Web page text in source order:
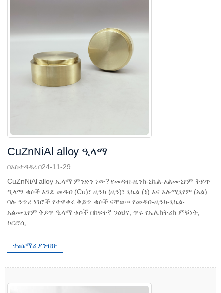
CuZnNiAl alloy ዒላማ
በአስተዳዳሪ በ24-11-29
CuZnNiAl alloy ኢላማ ምንድን ነው? የመዳብ-ዚንክ-ኒኬል-አልሙኒየም ቅይጥ
ዒላማ ቁሶች እንደ መዳብ (Cu)፣ ዚንክ (ዚን)፣ ኒኬል (ኒ) እና አሉሚኒየም (አል)
ባሉ ንጥረ ነገሮች የተዋቀሩ ቅይጥ ቁሶች ናቸው። የመዳብ-ዚንክ-ኒኬል-
አልሙኒየም ቅይጥ ዒላማ ቁሶች በከፍተኛ ንፅህና, ጥሩ የኤሌክትሪክ ምቹነት,
ኮርሮሲ ...
ተጨማሪ ያንብቡ